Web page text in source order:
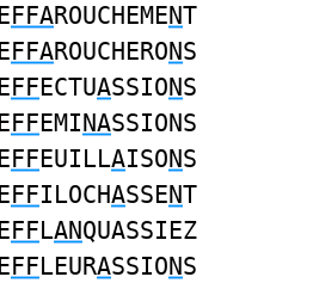
FFAROUCHEMENT
FFAROUCHERONS
FFECTUASSIONS
FFEMINASSIONS
FFEUILLAISONS
FFILOCHASSENT
FFLANQUASSIEZ
FFLEURASSIONS